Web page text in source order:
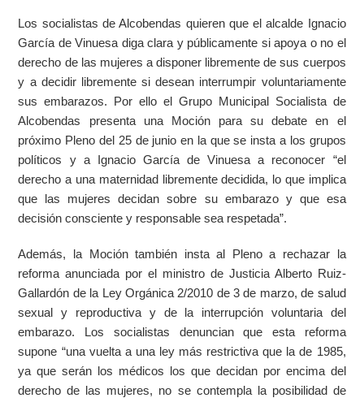
Los socialistas de Alcobendas quieren que el alcalde Ignacio
García de Vinuesa diga clara y públicamente si apoya o no el
derecho de las mujeres a disponer libremente de sus cuerpos
y a decidir libremente si desean interrumpir voluntariamente
sus embarazos. Por ello el Grupo Municipal Socialista de
Alcobendas presenta una Moción para su debate en el
próximo Pleno del 25 de junio en la que se insta a los grupos
políticos y a Ignacio García de Vinuesa a reconocer “el
derecho a una maternidad libremente decidida, lo que implica
que las mujeres decidan sobre su embarazo y que esa
decisión consciente y responsable sea respetada”.
Además, la Moción también insta al Pleno a rechazar la
reforma anunciada por el ministro de Justicia Alberto Ruiz-
Gallardón de la Ley Orgánica 2/2010 de 3 de marzo, de salud
sexual y reproductiva y de la interrupción voluntaria del
embarazo. Los socialistas denuncian que esta reforma
supone “una vuelta a una ley más restrictiva que la de 1985,
ya que serán los médicos los que decidan por encima del
derecho de las mujeres, no se contempla la posibilidad de